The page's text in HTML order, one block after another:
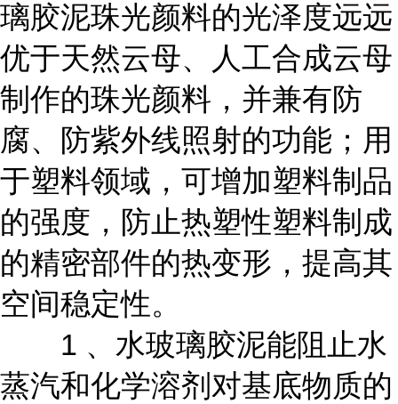
璃胶泥珠光颜料的光泽度远远
优于天然云母、人工合成云母
制作的珠光颜料，并兼有防
腐、防紫外线照射的功能；用
于塑料领域，可增加塑料制品
的强度，防止热塑性塑料制成
的精密部件的热变形，提高其
空间稳定性。
1 、水玻璃胶泥能阻止水
蒸汽和化学溶剂对基底物质的